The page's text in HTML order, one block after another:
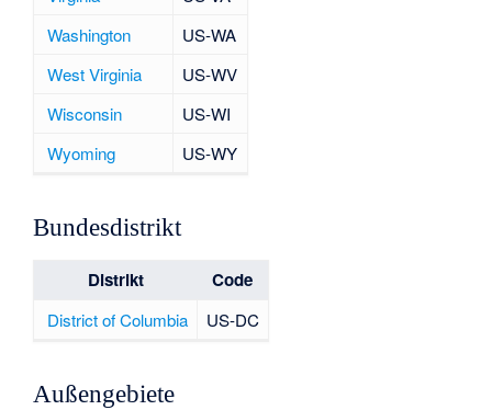
Washington
US-WA
West Virginia
US-WV
Wisconsin
US-WI
Wyoming
US-WY
Bundesdistrikt
Distrikt Code
District of Columbia US-DC
Außengebiete